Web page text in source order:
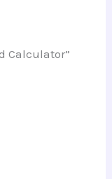
Calculator”